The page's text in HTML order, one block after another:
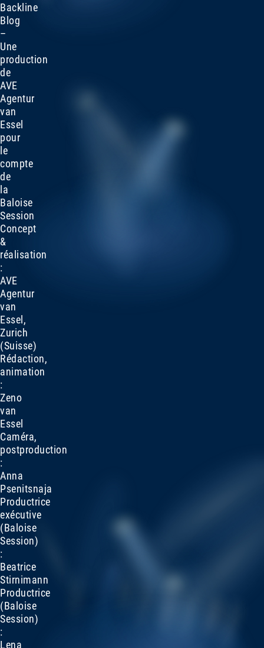
Backline
Blog
–
Une
production
de
AVE
Agentur
van
Essel
pour
le
compte
de
la
Baloise
Session
Concept
&
réalisation
:
AVE
Agentur
van
Essel,
Zurich
(Suisse)
Rédaction,
animation
:
Zeno
van
Essel
Caméra,
postproduction
:
Anna
Psenitsnaja
Productrice
exécutive
(Baloise
Session)
:
Beatrice
Stirnimann
Productrice
(Baloise
Session)
:
Lena